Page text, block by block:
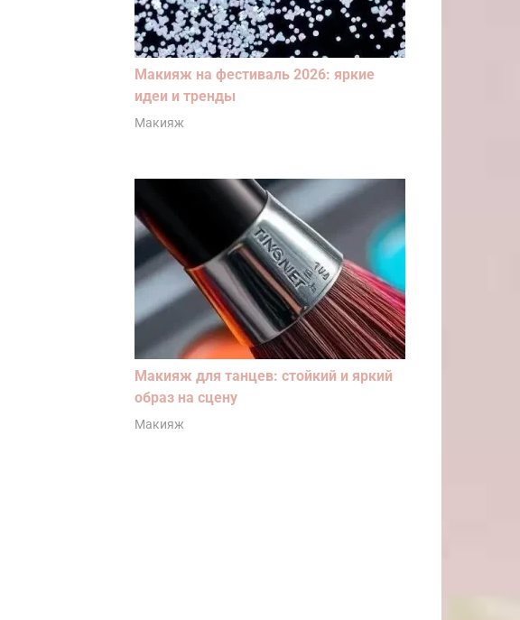
Макияж на фестиваль 2026: яркие
идеи и тренды
Макияж
Макияж для танцев: стойкий и яркий
образ на сцену
Макияж